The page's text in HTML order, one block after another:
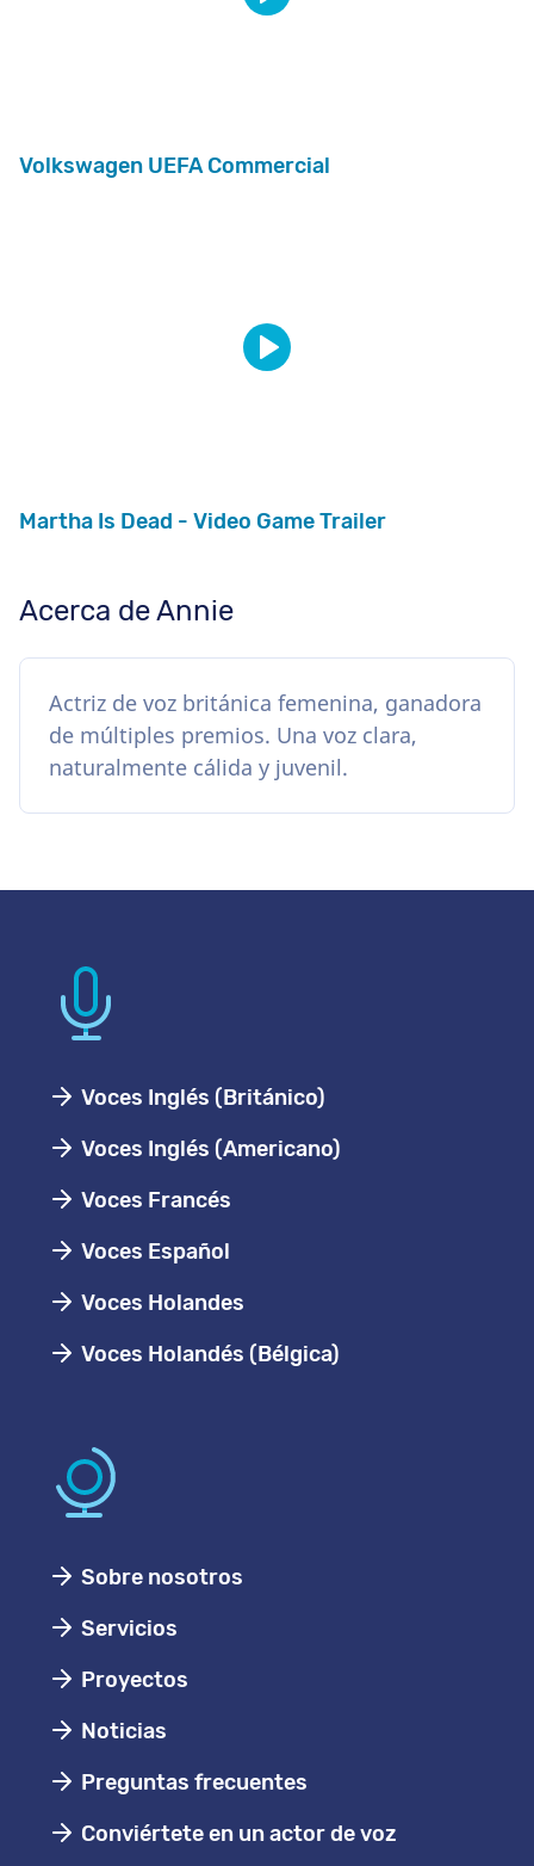
Volkswagen UEFA Commercial
Martha Is Dead - Video Game Trailer
Acerca de Annie
Actriz de voz británica femenina, ganadora
de múltiples premios. Una voz clara,
naturalmente cálida y juvenil.
Voces Inglés (Británico)
Voces Inglés (Americano)
Voces Francés
Voces Español
Voces Holandes
Voces Holandés (Bélgica)
Sobre nosotros
Servicios
Proyectos
Noticias
Preguntas frecuentes
Conviértete en un actor de voz